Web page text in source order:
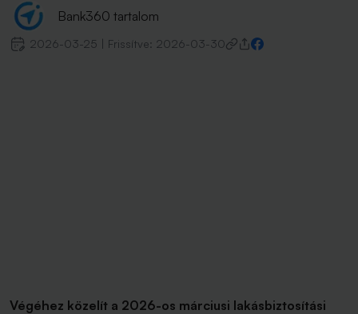
Bank360 tartalom
2026-03-25 Frissítve: 2026-03-30
Végéhez közelít a 2026-os márciusi lakásbiztosítási